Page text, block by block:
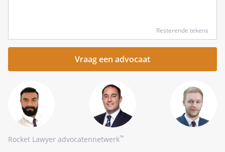
hier
kort
vraag
Resterende tekens
Rocket Lawyer advocatennetwerk™